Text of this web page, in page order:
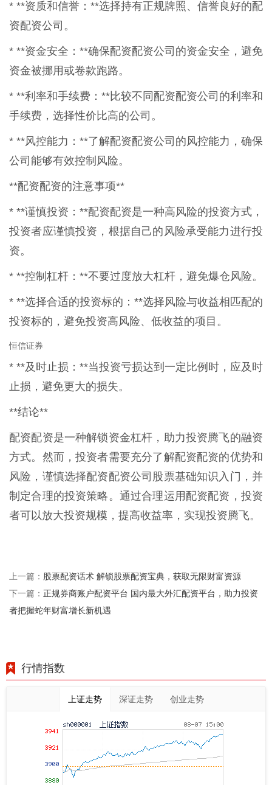
* **资质和信誉：**选择持有正规牌照、信誉良好的配
资配资公司。
* **资金安全：**确保配资配资公司的资金安全，避免
资金被挪用或卷款跑路。
* **利率和手续费：**比较不同配资配资公司的利率和
手续费，选择性价比高的公司。
* **风控能力：**了解配资配资公司的风控能力，确保
公司能够有效控制风险。
**配资配资的注意事项**
* **谨慎投资：**配资配资是一种高风险的投资方式，
投资者应谨慎投资，根据自己的风险承受能力进行投
资。
* **控制杠杆：**不要过度放大杠杆，避免爆仓风险。
* **选择合适的投资标的：**选择风险与收益相匹配的
投资标的，避免投资高风险、低收益的项目。
恒信证券
* **及时止损：**当投资亏损达到一定比例时，应及时
止损，避免更大的损失。
**结论**
配资配资是一种解锁资金杠杆，助力投资腾飞的融资
方式。然而，投资者需要充分了解配资配资的优势和
风险，谨慎选择配资配资公司股票基础知识入门，并
制定合理的投资策略。通过合理运用配资配资，投资
者可以放大投资规模，提高收益率，实现投资腾飞。
上一篇： 股票配资话术 解锁股票配资宝典，获取无限财富资源
下一篇： 正规券商账户配资平台 国内最大外汇配资平台，助力投资
者把握蛇年财富增长新机遇
行情指数
上证走势 深证走势 创业走势